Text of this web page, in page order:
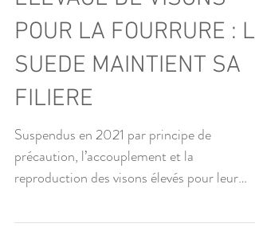
POUR LA FOURRURE : LA
SUEDE MAINTIENT SA
FILIERE
Suspendus en 2021 par principe de
précaution, l’accouplement et la
reproduction des visons élevés pour leur